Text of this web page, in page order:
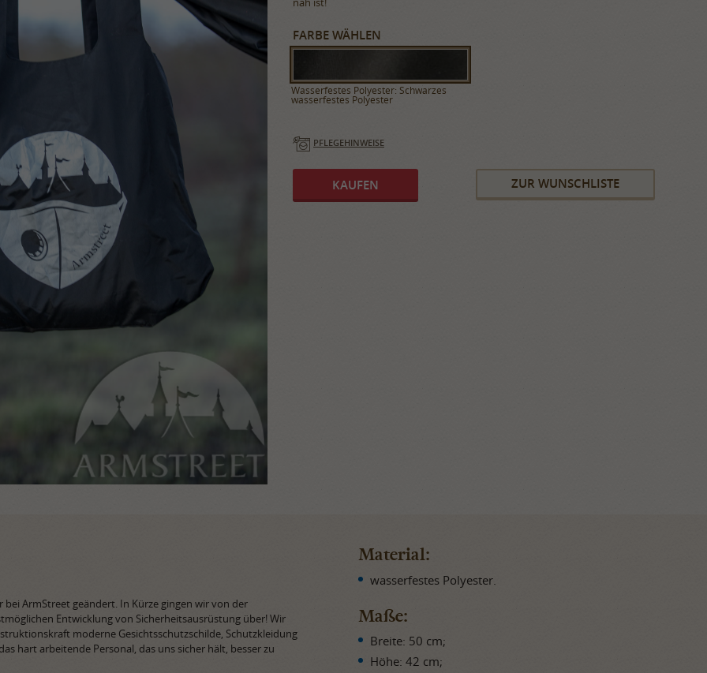
FARBE WÄHLEN
Wasserfestes Polyester: Schwarzes
wasserfestes Polyester
PFLEGEHINWEISE
ZUR WUNSCHLISTE
ArmStreet geändert. In Kürze gingen wir von der
Entwicklung von Sicherheitsausrüstung über! Wir
moderne Gesichtsschutzschilde, Schutzkleidung
hart arbeitende Personal, das uns sicher hält, besser zu
Material:
wasserfestes Polyester.
Maße:
Breite: 50 cm;
Höhe: 42 cm;